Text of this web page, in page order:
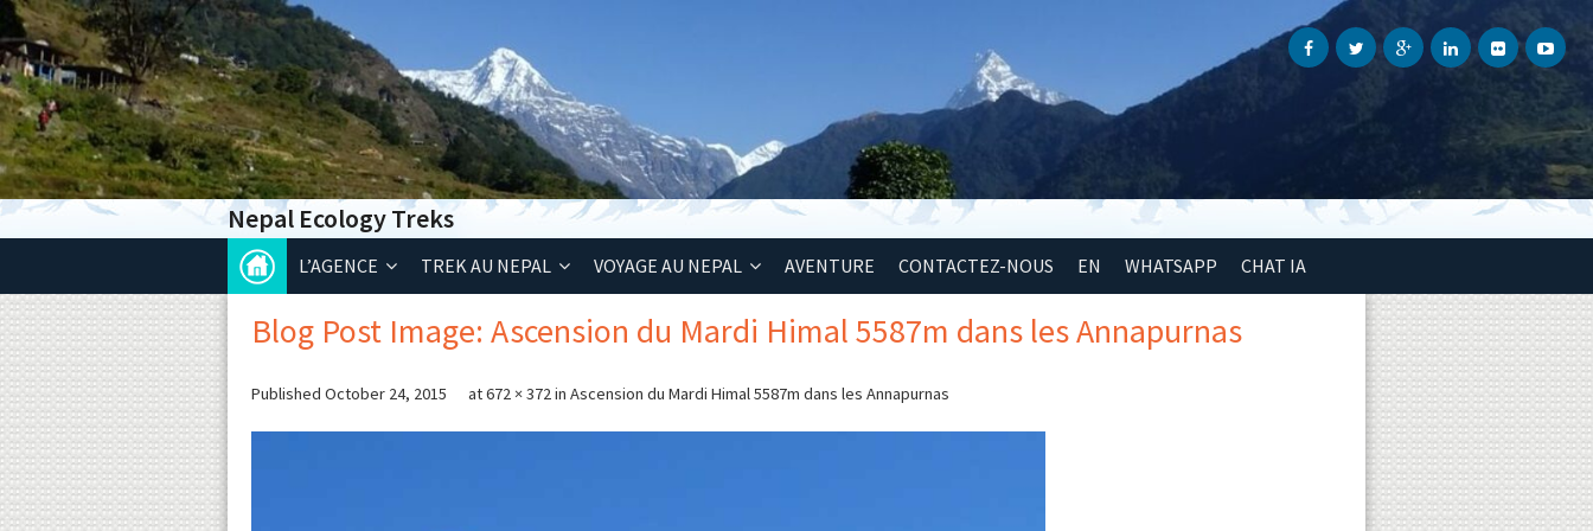
Nepal Ecology Treks
L’AGENCE TREK AU NEPAL VOYAGE AU NEPAL AVENTURE CONTACTEZ-NOUS EN WHATSAPP CHAT IA
Blog Post Image: Ascension du Mardi Himal 5587m dans les Annapurnas
Published October 24, 2015 at672 × 372in Ascension du Mardi Himal 5587m dans les Annapurnas